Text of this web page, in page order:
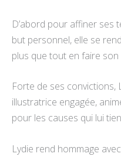
D’abord pour affiner ses
but personnel, elle se
plus que tout en faire son
Forte de ses convictions,
illustratrice engagée,
pour les causes qui lui
Lydie rend hommage